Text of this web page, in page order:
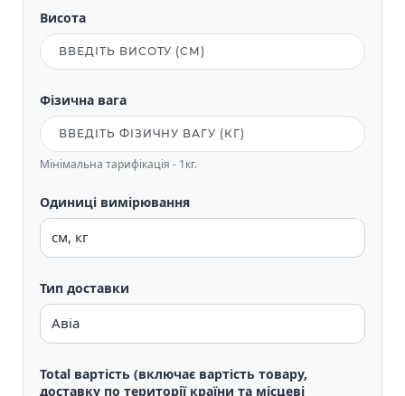
Висота
Фізична вага
Мінімальна тарифікація - 1кг.
Одиниці вимірювання
Тип доставки
Total вартість (включає вартість товару,
доставку по території країни та місцеві